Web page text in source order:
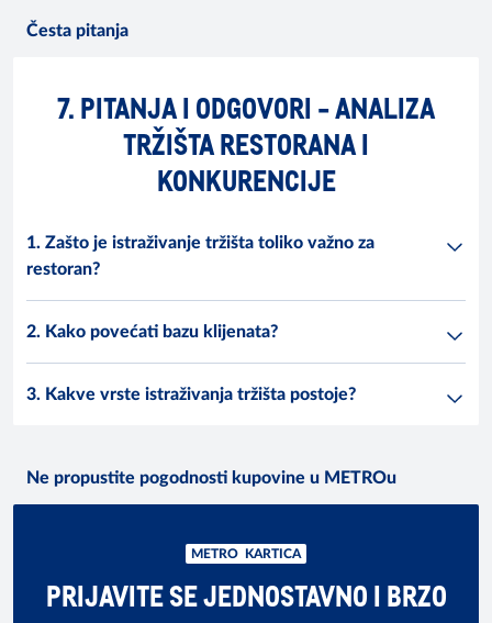
Česta pitanja
7. PITANJA I ODGOVORI - ANALIZA
TRŽIŠTA RESTORANA I
KONKURENCIJE
1. Zašto je istraživanje tržišta toliko važno za
restoran?
2. Kako povećati bazu klijenata?
3. Kakve vrste istraživanja tržišta postoje?
Ne propustite pogodnosti kupovine u METROu
METRO KARTICA
PRIJAVITE SE JEDNOSTAVNO I BRZO